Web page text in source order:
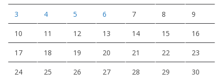
3 4 5 6 7 8 9
10 11 12 13 14 15 16
17 18 19 20 21 22 23
24 25 26 27 28 29 30